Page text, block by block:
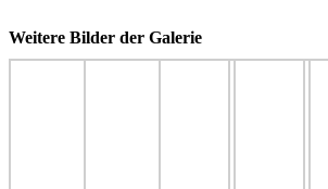
Weitere Bilder der Galerie